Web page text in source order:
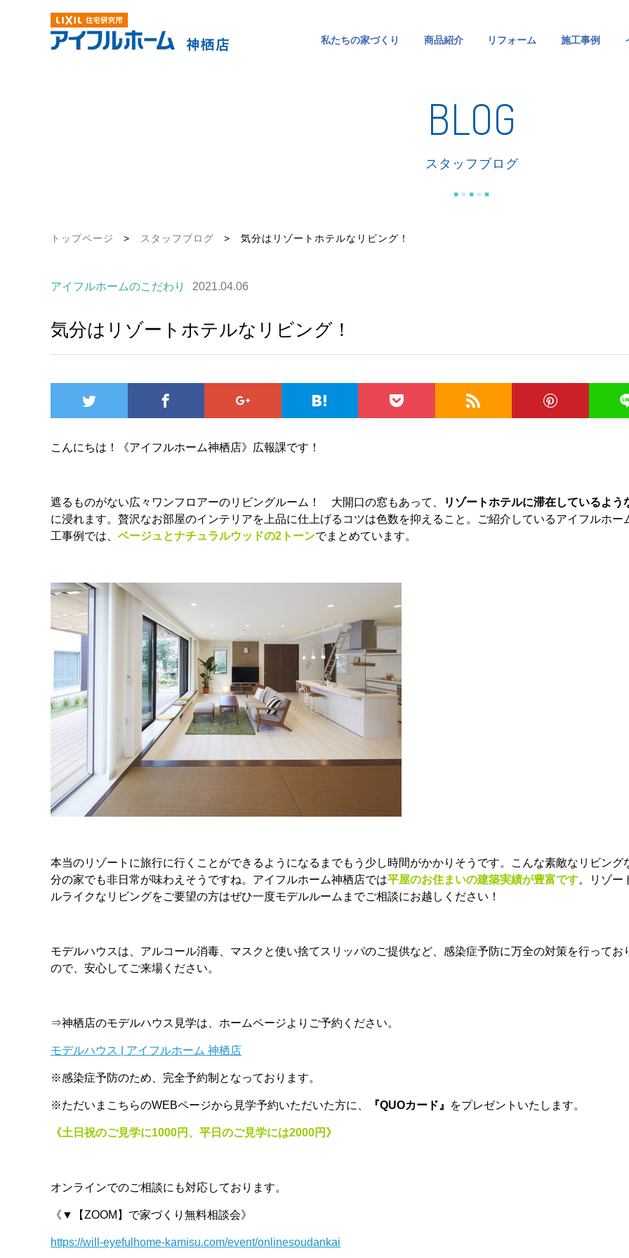
私たちの家づくり 商品紹介 リフォーム 施工事例
BLOG
スタッフブログ
トップページ > スタッフブログ > 気分はリゾートホテルなリビング！
アイフルホームのこだわり 2021.04.06
気分はリゾートホテルなリビング！
こんにちは！《アイフルホーム神栖店》広報課です！
遮るものがない広々ワンフロアーのリビングルーム！ 大開口の窓もあって、
リゾートホテルに滞在しているよう
に浸れます。贅沢なお部屋のインテリアを上品に仕上げるコツは色数を抑えること。ご紹介しているアイフルホー
工事例では、 ベージュとナチュラルウッドの2トーンでまとめています。
本当のリゾートに旅行に行くことができるようになるまでもう少し時間がかかりそうです。こんな素敵なリビング
分の家でも非日常が味わえそうですね。アイフルホーム神栖店では平屋のお住まいの建築実績が豊富です。リゾー
ルライクなリビングをご要望の方はぜひ一度モデルルームまでご相談にお越しください！
モデルハウスは、アルコール消毒、マスクと使い捨てスリッパのご提供など、感染症予防に万全の対策を行ってお
ので、安心してご来場ください。
⇒神栖店のモデルハウス見学は、ホームページよりご予約ください。
モデルハウス | アイフルホーム 神栖店
※感染症予防のため、完全予約制となっております。
※ただいまこちらのWEBページから見学予約いただいた方に、 『QUOカード』 をプレゼントいたします。
《土日祝のご見学に1000円、平日のご見学には2000円》
オンラインでのご相談にも対応しております。
《▼【ZOOM】で家づくり無料相談会》
https://will-eyefulhome-kamisu.com/event/onlinesoudankai